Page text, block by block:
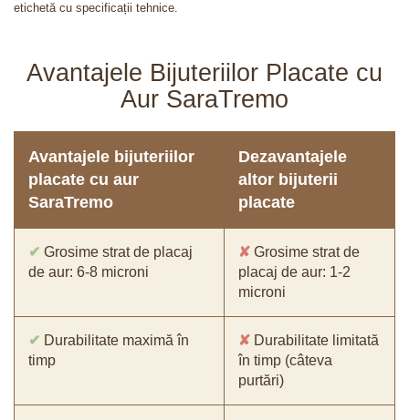
etichetă cu specificații tehnice.
Avantajele Bijuteriilor Placate cu
Aur SaraTremo
Avantajele bijuteriilor
placate cu aur
SaraTremo
Dezavantajele
altor bijuterii
placate
✔ Grosime strat de placaj
de aur: 6-8 microni
✘ Grosime strat de
placaj de aur: 1-2
microni
✔ Durabilitate maximă în
timp
✘ Durabilitate limitată
în timp (câteva
purtări)